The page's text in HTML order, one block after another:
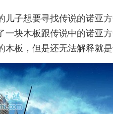
儿子想要寻找传说的诺亚
块木板跟传说中的诺亚
板，但是还无法解释就